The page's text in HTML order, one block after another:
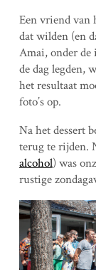
Een vriend van
dat wilden (en
Amai, onder de
de dag legden,
het resultaat
foto’s op.
Na het dessert
terug te rijden.
alcohol) was
rustige